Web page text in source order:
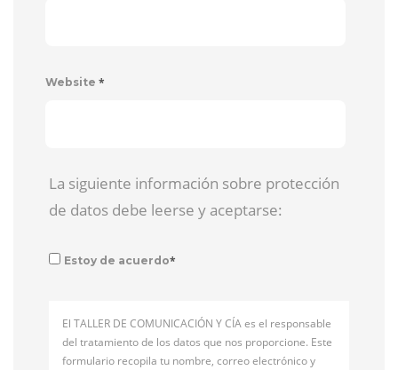
Website *
La siguiente información sobre protección
de datos debe leerse y aceptarse:
Estoy de acuerdo*
El TALLER DE COMUNICACIÓN Y CÍA es el responsable
del tratamiento de los datos que nos proporcione. Este
formulario recopila tu nombre, correo electrónico y